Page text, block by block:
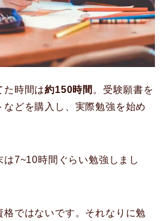
た時間は約150時間 。受験願書を
どを購入し、実際勉強を始め
7~10時間ぐらい勉強しまし
格ではないです。それなりに勉